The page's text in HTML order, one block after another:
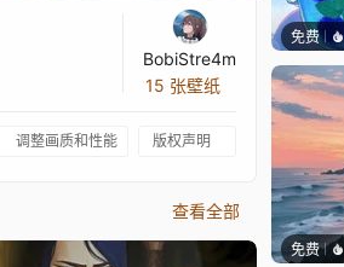
BobiStre4m
15 张壁纸
调整画质和性能 版权声明
查看全部
免费
免费